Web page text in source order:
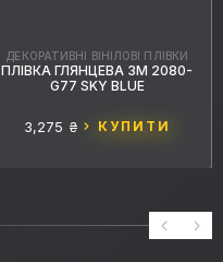
ДЕКОРАТИВНІ ВІНІЛОВІ ПЛІВКИ
ПЛІВКА ГЛЯНЦЕВА 3M 2080-
G77 SKY BLUE
3,275 ₴ КУПИТИ